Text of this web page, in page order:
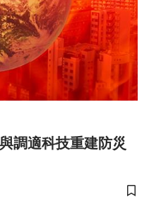
調適科技重建防災
儲